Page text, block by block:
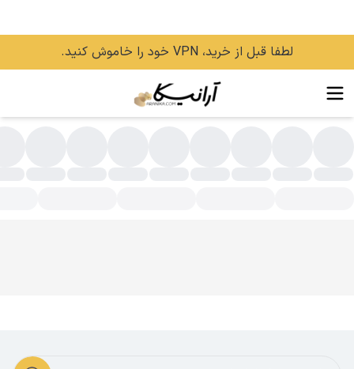
لطفا قبل از خرید، VPN خود را خاموش کنید.